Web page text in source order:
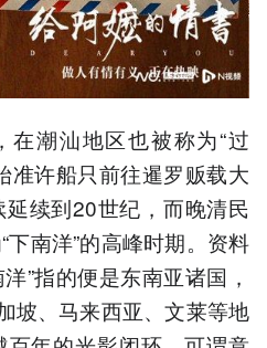
在潮汕地区也被称为“过
准许船只前往暹罗贩载大
续到20世纪，而晚清民
南洋”的高峰时期。资料
”指的便是东南亚诸国，
坡、马来西亚、文莱等地